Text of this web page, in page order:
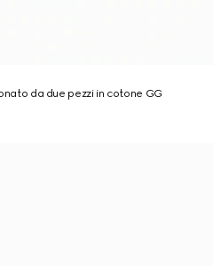
da due pezzi in cotone GG